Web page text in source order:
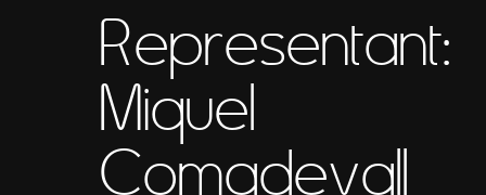
Representant:
Miquel
Comadevall